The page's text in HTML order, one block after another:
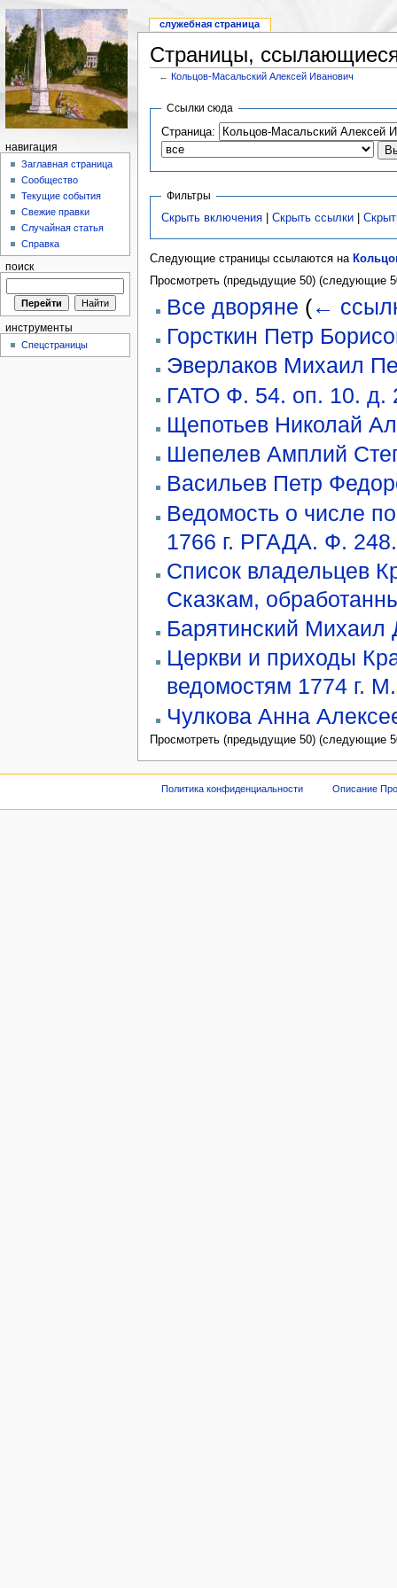
Страницы,
←Кольцов-Масальский Алексей Иванович
Ссылки сюда
Страница:
Фильтры
Скрыть включения |Скрыть ссылки |
Следующие страницы ссылаются на
Просмотреть (предыдущие 50) (следующие
Все дворяне (←
Горсткин Петр
Эверлаков Михаил
ГАТО Ф. 54. оп. 10. д.
Щепотьев Николай
Шепелев Амплий
Васильев Петр
Ведомость о числе
1766 г. РГАДА. Ф.
Список владельцев
Сказкам,
Барятинский Михаил
Церкви и приходы
ведомостям 1774 г.
Чулкова Анна
Просмотреть (предыдущие 50) (следующие
служебная страница
навигация
Заглавная страница
Сообщество
Текущие события
Свежие правки
Случайная статья
Справка
поиск
инструменты
Спецстраницы
Политика конфиденциальности Описание